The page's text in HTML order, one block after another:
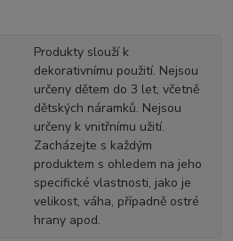
Produkty slouží k
dekorativnímu použití. Nejsou
určeny dětem do 3 let, včetně
dětských náramků. Nejsou
určeny k vnitřnímu užití.
Zacházejte s každým
produktem s ohledem na jeho
specifické vlastnosti, jako je
velikost, váha, případně ostré
hrany apod.